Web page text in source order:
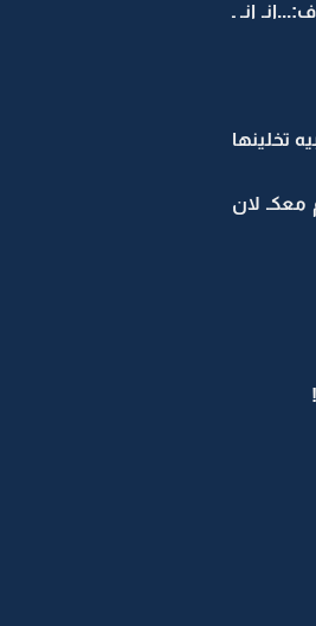
انـ ـ
تخلينها
معكـ لان